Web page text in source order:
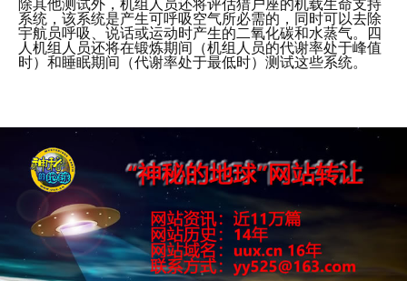
系统，该系统是产生可呼吸空气所必需的，同时可以去除
宇航员呼吸、说话或运动时产生的二氧化碳和水蒸气。四
人机组人员还将在锻炼期间（机组人员的代谢率处于峰值
时）和睡眠期间（代谢率处于最低时）测试这些系统。